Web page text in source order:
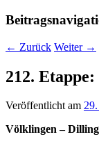
← Zurück Weiter →
212.
Veröffentlicht am
Völklingen –